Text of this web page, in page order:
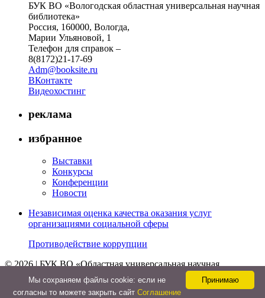
БУК ВО «Вологодская областная универсальная научная
библиотека»
Россия, 160000, Вологда,
Марии Ульяновой, 1
Телефон для справок –
8(8172)21-17-69
Adm@booksite.ru
ВКонтакте
Видеохостинг
реклама
избранное
Выставки
Конкурсы
Конференции
Новости
Независимая оценка качества оказания услуг
организациями социальной сферы
Противодействие коррупции
© 2026 | БУК ВО «Областная универсальная научная
библиотека»
Принимаю
Мы cохраняем файлы cookie: если не
согласны то можете закрыть сайт Соглашение